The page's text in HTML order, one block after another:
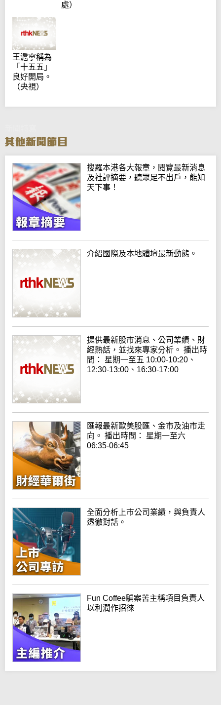
處）
王滬寧稱為
「十五五」
良好開局。
（央視）
搜羅本港各大報章，閱覽最新消息
及社評摘要，聽眾足不出戶，能知
天下事！
介紹國際及本地體壇最新動態。
提供最新股市消息、公司業績、財
經熱話，並找來專家分析。 播出時
間： 星期一至五 10:00-10:20、
12:30-13:00、16:30-17:00
匯報最新歐美股匯、金市及油市走
向。 播出時間： 星期一至六
06:35-06:45
全面分析上巿公司業績，與負責人
透徹對話。
Fun Coffee騙案苦主稱項目負責人
以利潤作招徠